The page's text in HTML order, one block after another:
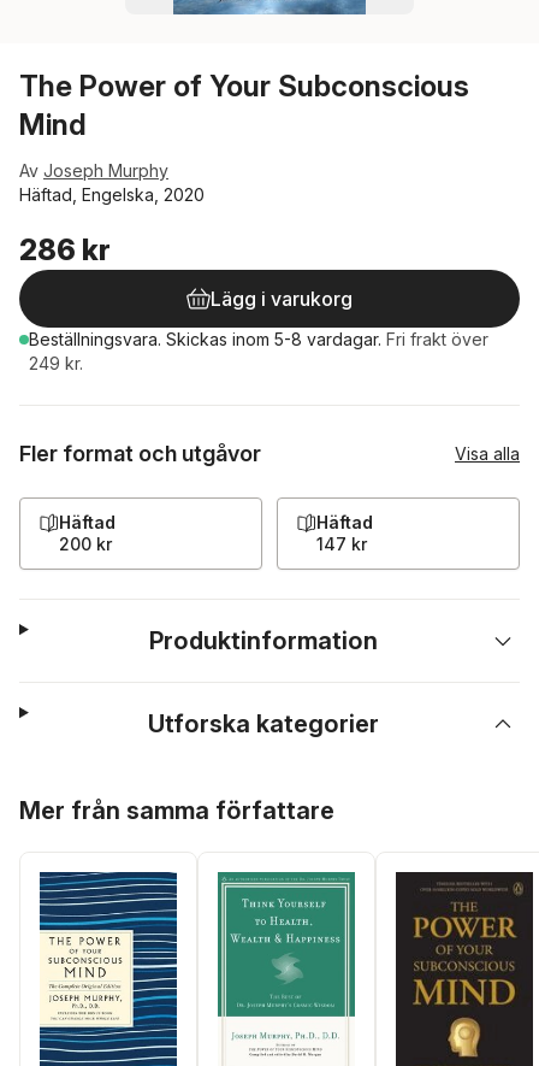
The Power of Your Subconscious
Mind
Av Joseph Murphy
Häftad, Engelska, 2020
286 kr
Lägg i varukorg
Beställningsvara. Skickas inom 5-8 vardagar. Fri frakt över
249 kr.
Fler format och utgåvor Visa alla
Häftad
200 kr
Häftad
147 kr
Produktinformation
Utforska kategorier
Mer från samma författare